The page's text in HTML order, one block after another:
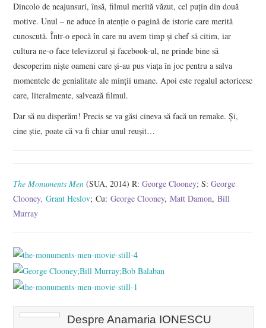
Dincolo de neajunsuri, însă, filmul merită văzut, cel puţin din două
motive. Unul – ne aduce în atenţie o pagină de istorie care merită
cunoscută. Într-o epocă în care nu avem timp şi chef să citim, iar
cultura ne-o face televizorul şi facebook-ul, ne prinde bine să
descoperim nişte oameni care şi-au pus viaţa în joc pentru a salva
momentele de genialitate ale minţii umane. Apoi este regalul actoricesc
care, literalmente, salvează filmul.
Dar să nu disperăm! Precis se va găsi cineva să facă un remake. Şi,
cine ştie, poate că va fi chiar unul reuşit…
The Monuments Men (SUA, 2014) R:George Clooney; S:George
Clooney,Grant Heslov; Cu:George Clooney,Matt Damon,Bill
Murray
Despre Anamaria IONESCU